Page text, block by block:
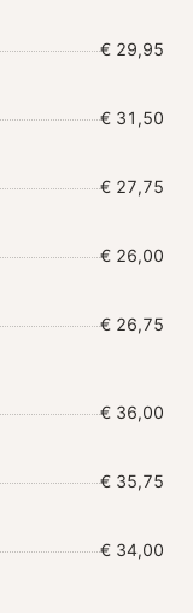
€ 29,95
€ 31,50
€ 27,75
€ 26,00
€ 26,75
€ 36,00
€ 35,75
€ 34,00